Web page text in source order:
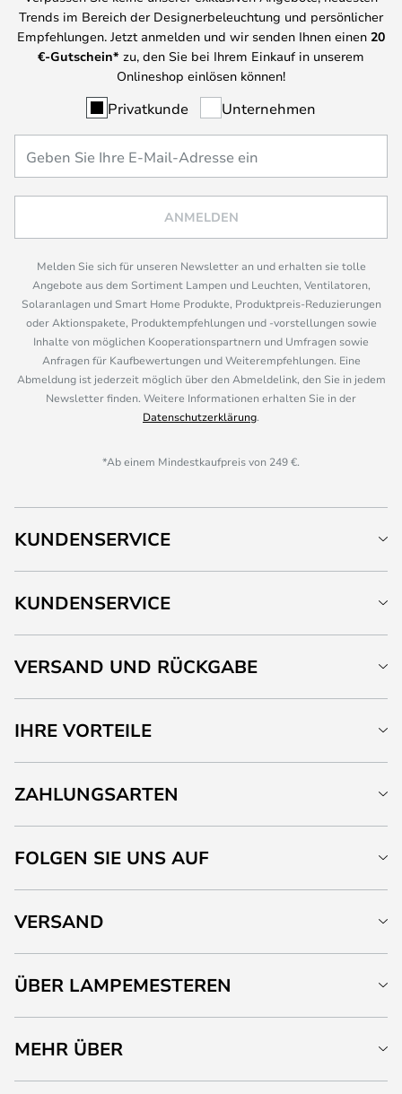
Trends im Bereich der Designerbeleuchtung und persönlicher
Empfehlungen. Jetzt anmelden und wir senden Ihnen einen 20
€-Gutschein* zu, den Sie bei Ihrem Einkauf in unserem
Onlineshop einlösen können!
Privatkunde Unternehmen
ANMELDEN
Melden Sie sich für unseren Newsletter an und erhalten sie tolle
Angebote aus dem Sortiment Lampen und Leuchten, Ventilatoren,
Solaranlagen und Smart Home Produkte, Produktpreis-Reduzierungen
oder Aktionspakete, Produktempfehlungen und -vorstellungen sowie
Inhalte von möglichen Kooperationspartnern und Umfragen sowie
Anfragen für Kaufbewertungen und Weiterempfehlungen. Eine
Abmeldung ist jederzeit möglich über den Abmeldelink, den Sie in jedem
Newsletter finden. Weitere Informationen erhalten Sie in der
Datenschutzerklärung.
*Ab einem Mindestkaufpreis von 249 €.
KUNDENSERVICE
KUNDENSERVICE
VERSAND UND RÜCKGABE
IHRE VORTEILE
ZAHLUNGSARTEN
FOLGEN SIE UNS AUF
VERSAND
ÜBER LAMPEMESTEREN
MEHR ÜBER